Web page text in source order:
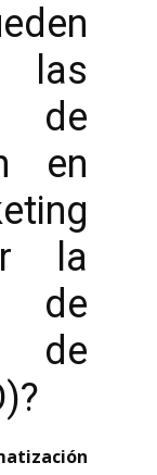
las
de
en
la
de
de